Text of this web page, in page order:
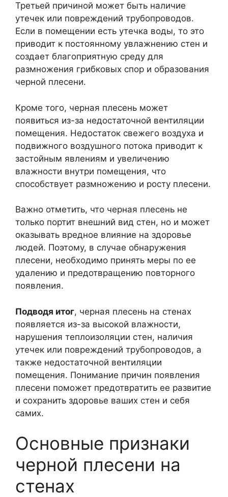
Третьей причиной может быть наличие
утечек или повреждений трубопроводов.
Если в помещении есть утечка воды, то это
приводит к постоянному увлажнению стен и
создает благоприятную среду для
размножения грибковых спор и образования
черной плесени.
Кроме того, черная плесень может
появиться из-за недостаточной вентиляции
помещения. Недостаток свежего воздуха и
подвижного воздушного потока приводит к
застойным явлениям и увеличению
влажности внутри помещения, что
способствует размножению и росту плесени.
Важно отметить, что черная плесень не
только портит внешний вид стен, но и может
оказывать вредное влияние на здоровье
людей. Поэтому, в случае обнаружения
плесени, необходимо принять меры по ее
удалению и предотвращению повторного
появления.
Подводя итог, черная плесень на стенах
появляется из-за высокой влажности,
нарушения теплоизоляции стен, наличия
утечек или повреждений трубопроводов, а
также недостаточной вентиляции
помещения. Понимание причин появления
плесени поможет предотвратить ее развитие
и сохранить здоровье ваших стен и себя
самих.
Основные признаки
черной плесени на
стенах